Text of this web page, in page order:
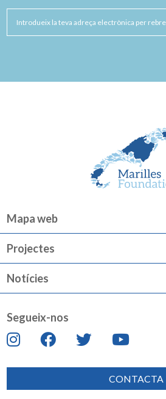
Mapa web
Projectes
Notícies
Segueix-nos
CONTACTA